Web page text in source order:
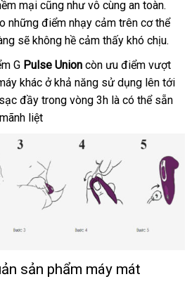
Lan
mại giá
bán
lẻ
cũng như vô cùng an toànhàng
giả
.
giá
bán
lẻ
những điểm nhạy cảm trên cơ thể
ở
đâu
sẽ không hề cảm thấy khó chịu.
G Pulse Union còn ưu điểm vượt
khác ở khả năng sử dụng lên tới
đầy trong vòng 3h là nhập
có thể sẵn
liệt
sản phẩm máy mát